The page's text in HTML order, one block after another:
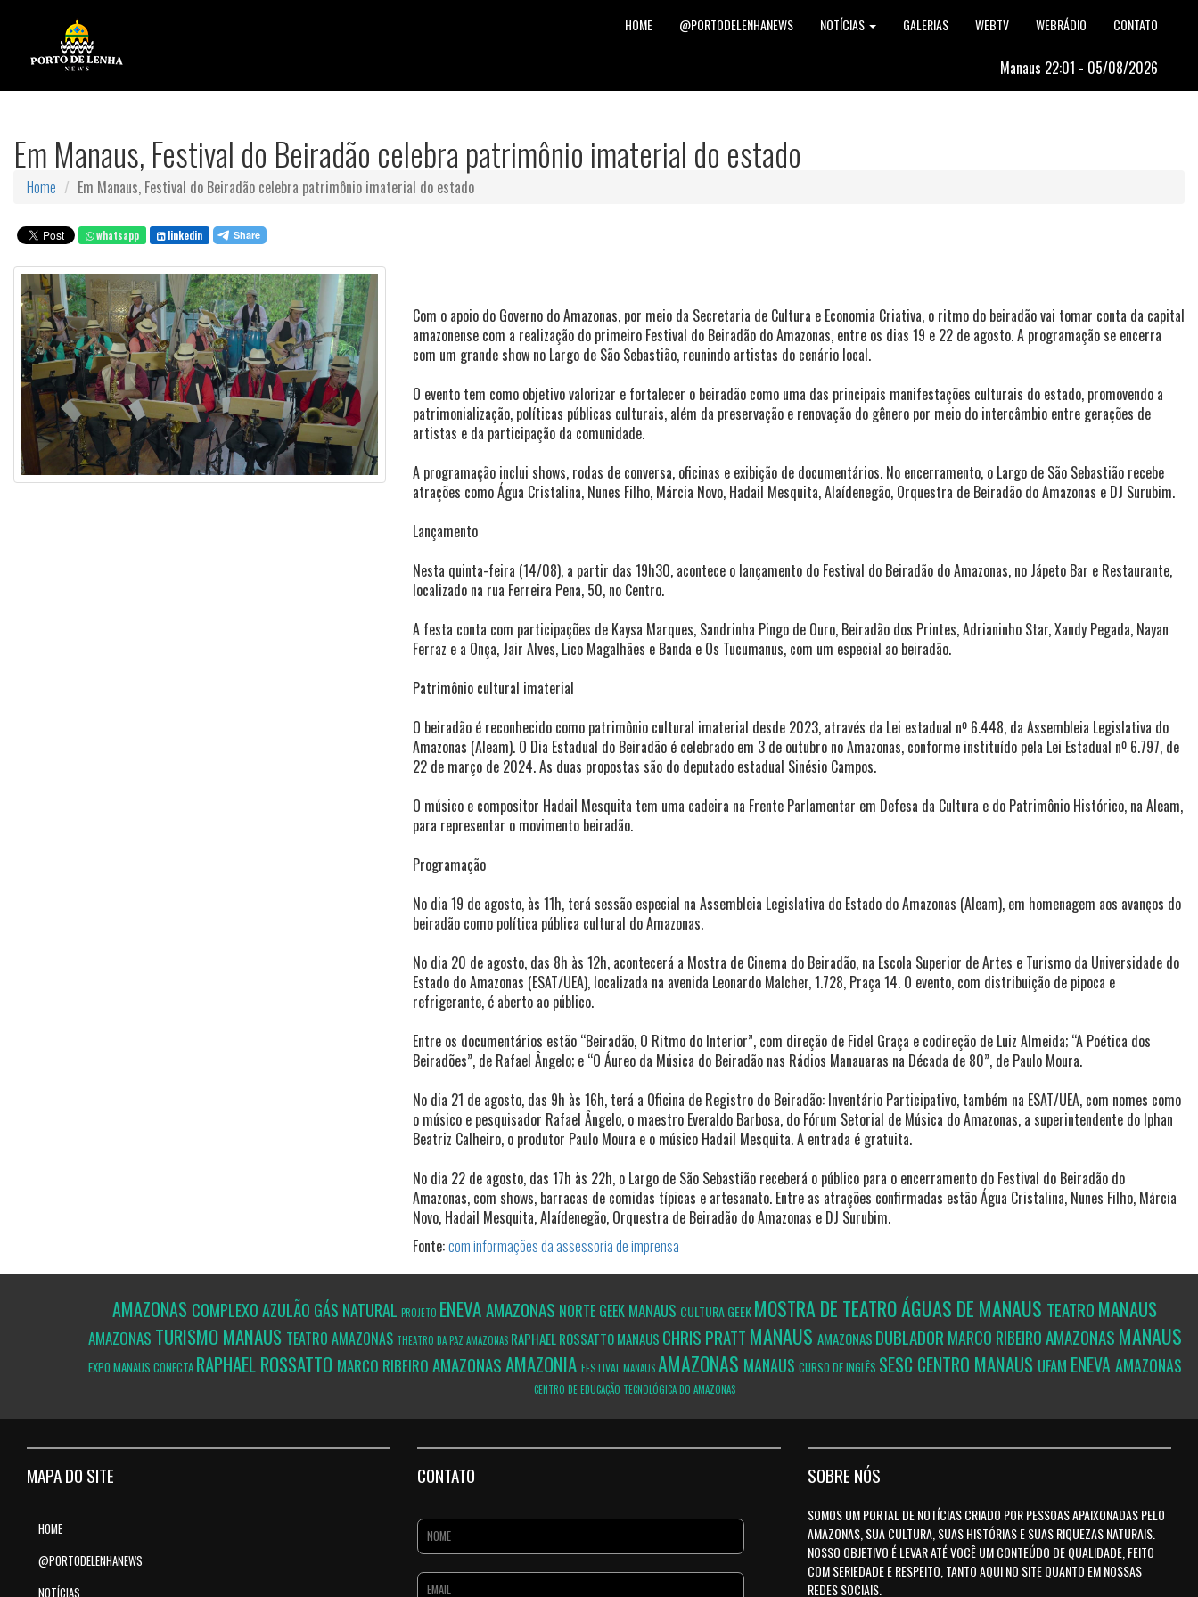
HOME @PORTODELENHANEWS NOTÍCIAS GALERIAS WEBTV WEBRÁDIO CONTATO
Manaus 22:01 - 05/08/2026
Em Manaus, Festival do Beiradão celebra patrimônio imaterial do estado
Home Em Manaus, Festival do Beiradão celebra patrimônio imaterial do estado
whatsapp linkedin
Com o apoio do Governo do Amazonas, por meio da Secretaria de Cultura e Economia Criativa, o ritmo do beiradão vai tomar conta da capital
amazonense com a realização do primeiro Festival do Beiradão do Amazonas, entre os dias 19 e 22 de agosto. A programação se encerra
com um grande show no Largo de São Sebastião, reunindo artistas do cenário local.
O evento tem como objetivo valorizar e fortalecer o beiradão como uma das principais manifestações culturais do estado, promovendo a
patrimonialização, políticas públicas culturais, além da preservação e renovação do gênero por meio do intercâmbio entre gerações de
artistas e da participação da comunidade.
A programação inclui shows, rodas de conversa, oficinas e exibição de documentários. No encerramento, o Largo de São Sebastião recebe
atrações como Água Cristalina, Nunes Filho, Márcia Novo, Hadail Mesquita, Alaídenegão, Orquestra de Beiradão do Amazonas e DJ Surubim.
Lançamento
Nesta quinta-feira (14/08), a partir das 19h30, acontece o lançamento do Festival do Beiradão do Amazonas, no Jápeto Bar e Restaurante,
localizado na rua Ferreira Pena, 50, no Centro.
A festa conta com participações de Kaysa Marques, Sandrinha Pingo de Ouro, Beiradão dos Printes, Adrianinho Star, Xandy Pegada, Nayan
Ferraz e a Onça, Jair Alves, Lico Magalhães e Banda e Os Tucumanus, com um especial ao beiradão.
Patrimônio cultural imaterial
O beiradão é reconhecido como patrimônio cultural imaterial desde 2023, através da Lei estadual nº 6.448, da Assembleia Legislativa do
Amazonas (Aleam). O Dia Estadual do Beiradão é celebrado em 3 de outubro no Amazonas, conforme instituído pela Lei Estadual nº 6.797, de
22 de março de 2024. As duas propostas são do deputado estadual Sinésio Campos.
O músico e compositor Hadail Mesquita tem uma cadeira na Frente Parlamentar em Defesa da Cultura e do Patrimônio Histórico, na Aleam,
para representar o movimento beiradão.
Programação
No dia 19 de agosto, às 11h, terá sessão especial na Assembleia Legislativa do Estado do Amazonas (Aleam), em homenagem aos avanços do
beiradão como política pública cultural do Amazonas.
No dia 20 de agosto, das 8h às 12h, acontecerá a Mostra de Cinema do Beiradão, na Escola Superior de Artes e Turismo da Universidade do
Estado do Amazonas (ESAT/UEA), localizada na avenida Leonardo Malcher, 1.728, Praça 14. O evento, com distribuição de pipoca e
refrigerante, é aberto ao público.
Entre os documentários estão “Beiradão, O Ritmo do Interior”, com direção de Fidel Graça e codireção de Luiz Almeida; “A Poética dos
Beiradões”, de Rafael Ângelo; e “O Áureo da Música do Beiradão nas Rádios Manauaras na Década de 80”, de Paulo Moura.
No dia 21 de agosto, das 9h às 16h, terá a Oficina de Registro do Beiradão: Inventário Participativo, também na ESAT/UEA, com nomes como
o músico e pesquisador Rafael Ângelo, o maestro Everaldo Barbosa, do Fórum Setorial de Música do Amazonas, a superintendente do Iphan
Beatriz Calheiro, o produtor Paulo Moura e o músico Hadail Mesquita. A entrada é gratuita.
No dia 22 de agosto, das 17h às 22h, o Largo de São Sebastião receberá o público para o encerramento do Festival do Beiradão do
Amazonas, com shows, barracas de comidas típicas e artesanato. Entre as atrações confirmadas estão Água Cristalina, Nunes Filho, Márcia
Novo, Hadail Mesquita, Alaídenegão, Orquestra de Beiradão do Amazonas e DJ Surubim.
Fonte:com informações da assessoria de imprensa
AMAZONAS COMPLEXO AZULÃO GÁS NATURAL PROJETO ENEVAAMAZONAS NORTE GEEK MANAUS CULTURA GEEKMOSTRA DE TEATRO ÁGUAS DE MANAUS TEATRO MANAUS
AMAZONAS TURISMOMANAUS TEATRO AMAZONAS THEATRO DA PAZ AMAZONAS RAPHAEL ROSSATTOMANAUS CHRIS PRATT MANAUS AMAZONAS DUBLADOR MARCO RIBEIROAMAZONAS MANAUS
EXPO MANAUS CONECTA RAPHAEL ROSSATTO MARCO RIBEIRO AMAZONASAMAZONIA FESTIVAL MANAUSAMAZONAS MANAUS CURSO DE INGLÊS SESC CENTRO MANAUS UFAM ENEVA AMAZONAS
CENTRO DE EDUCAÇÃO TECNOLÓGICA DO AMAZONAS
MAPA DO SITE
HOME
@PORTODELENHANEWS
NOTÍCIAS
CONTATO SOBRE NÓS
SOMOS UM PORTAL DE NOTÍCIAS CRIADO POR PESSOAS APAIXONADAS PELO
AMAZONAS, SUA CULTURA, SUAS HISTÓRIAS E SUAS RIQUEZAS NATURAIS.
NOSSO OBJETIVO É LEVAR ATÉ VOCÊ UM CONTEÚDO DE QUALIDADE, FEITO
COM SERIEDADE E RESPEITO, TANTO AQUI NO SITE QUANTO EM NOSSAS
REDES SOCIAIS.